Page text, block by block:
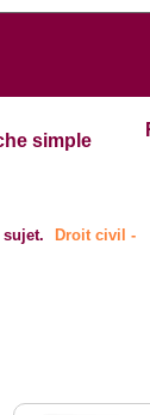
simple
sujet.
Droit civil -